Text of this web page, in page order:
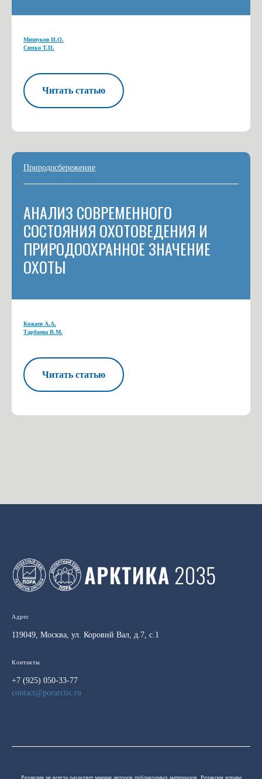
Мишуков И.О.
Сипко Т.П.
Читать статью
Природосбережение
АНАЛИЗ СОВРЕМЕННОГО
СОСТОЯНИЯ ОХОТОВЕДЕНИЯ И
ПРИРОДООХРАННОЕ ЗНАЧЕНИЕ
ОХОТЫ
Кожаев А.А.
Тарбаева В.М.
Читать статью
Адрес
119049, Москва, ул. Коровий Вал, д.7, с.1
Контакты
+7 (925) 050-33-77
contact@porarctic.ru